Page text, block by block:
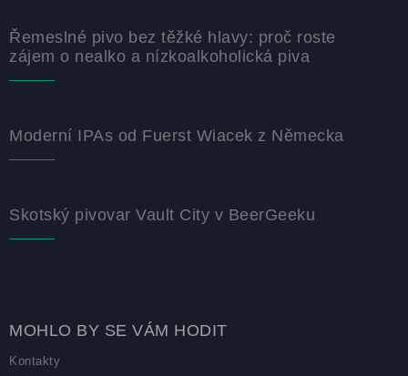
Řemeslné pivo bez těžké hlavy: proč roste
zájem o nealko a nízkoalkoholická piva
Moderní IPAs od Fuerst Wiacek z Německa
Skotský pivovar Vault City v BeerGeeku
MOHLO BY SE VÁM HODIT
Kontakty